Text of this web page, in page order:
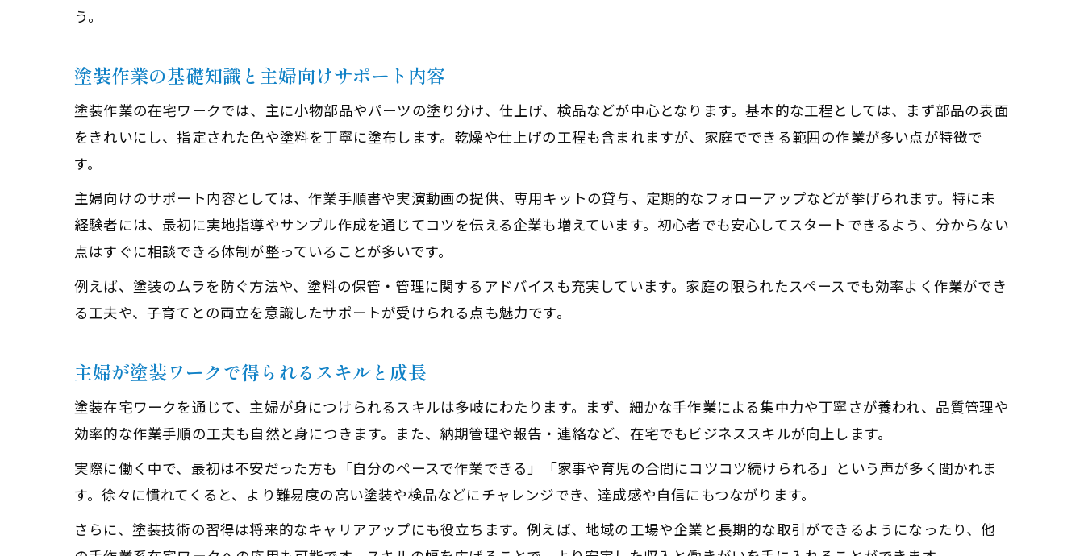
う。
塗装作業の基礎知識と主婦向けサポート内容
塗装作業の在宅ワークでは、主に小物部品やパーツの塗り分け、仕上げ、検品などが中心となります。基本的な工程としては、まず部品の表面
をきれいにし、指定された色や塗料を丁寧に塗布します。乾燥や仕上げの工程も含まれますが、家庭でできる範囲の作業が多い点が特徴で
す。
主婦向けのサポート内容としては、作業手順書や実演動画の提供、専用キットの貸与、定期的なフォローアップなどが挙げられます。特に未
経験者には、最初に実地指導やサンプル作成を通じてコツを伝える企業も増えています。初心者でも安心してスタートできるよう、分からない
点はすぐに相談できる体制が整っていることが多いです。
例えば、塗装のムラを防ぐ方法や、塗料の保管・管理に関するアドバイスも充実しています。家庭の限られたスペースでも効率よく作業ができ
る工夫や、子育てとの両立を意識したサポートが受けられる点も魅力です。
主婦が塗装ワークで得られるスキルと成長
塗装在宅ワークを通じて、主婦が身につけられるスキルは多岐にわたります。まず、細かな手作業による集中力や丁寧さが養われ、品質管理や
効率的な作業手順の工夫も自然と身につきます。また、納期管理や報告・連絡など、在宅でもビジネススキルが向上します。
実際に働く中で、最初は不安だった方も「自分のペースで作業できる」「家事や育児の合間にコツコツ続けられる」という声が多く聞かれま
す。徐々に慣れてくると、より難易度の高い塗装や検品などにチャレンジでき、達成感や自信にもつながります。
さらに、塗装技術の習得は将来的なキャリアアップにも役立ちます。例えば、地域の工場や企業と長期的な取引ができるようになったり、他